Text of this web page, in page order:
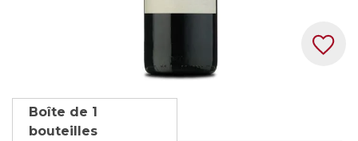
Skip
the
Boîte de 1
bouteilles